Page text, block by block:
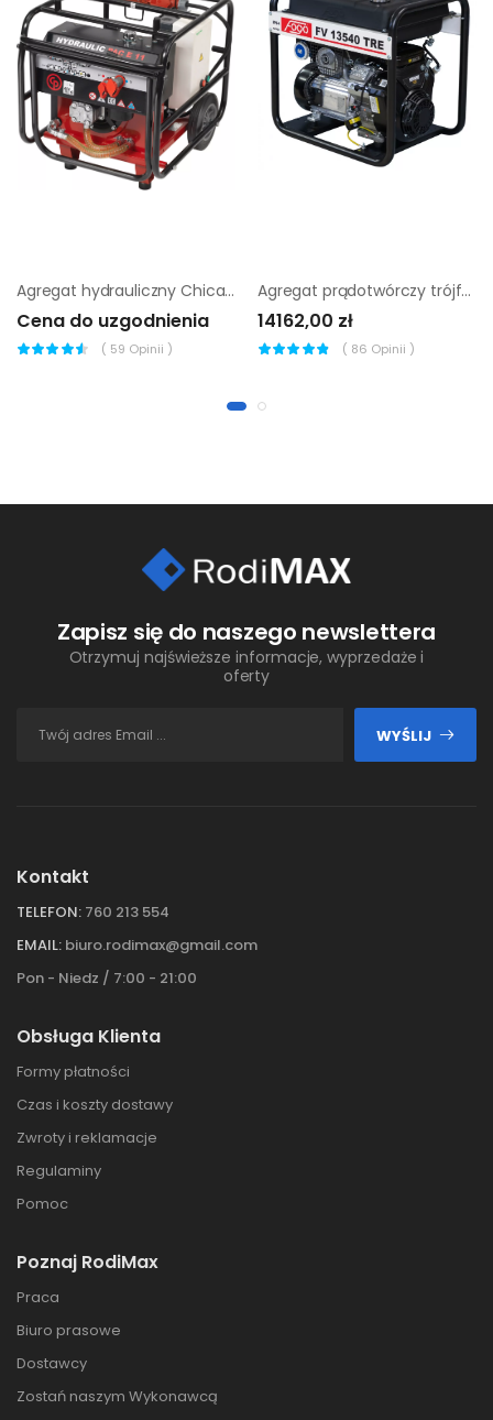
Agregat hydrauliczny Chicago Pneumatic PAC E11
Cena do uzgodnienia
( 59 Opinii )
Agregat prądotwórczy trójfazowy Fogo FV 13540 TRE |
14162,00 zł
( 86 Opinii )
Zapisz się do naszego newslettera
Otrzymuj najświeższe informacje, wyprzedaże i
oferty
WYŚLIJ
Kontakt
TELEFON: 760 213 554
EMAIL: biuro.rodimax@gmail.com
Pon - Niedz / 7:00 - 21:00
Obsługa Klienta
Formy płatności
Czas i koszty dostawy
Zwroty i reklamacje
Regulaminy
Pomoc
Poznaj RodiMax
Praca
Biuro prasowe
Dostawcy
Zostań naszym Wykonawcą